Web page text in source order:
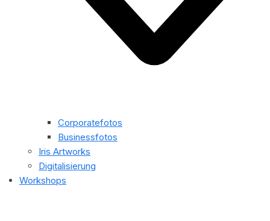
Corporatefotos
Businessfotos
Iris Artworks
Digitalisierung
Workshops